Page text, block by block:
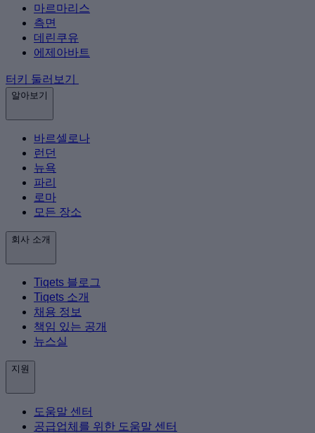
마르마리스
측면
데린쿠유
에제아바트
터키 둘러보기
알아보기
바르셀로나
런던
뉴욕
파리
로마
모든 장소
회사 소개
Tiqets 블로그
Tiqets 소개
채용 정보
책임 있는 공개
뉴스실
지원
도움말 센터
공급업체를 위한 도움말 센터